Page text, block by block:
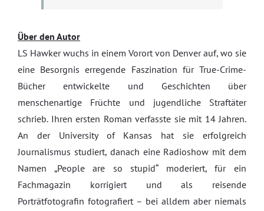
Über den Autor
LS Hawker wuchs in einem Vorort von Denver auf, wo sie
eine Besorgnis erregende Faszination für True-Crime-
Bücher entwickelte und Geschichten über
menschenartige Früchte und jugendliche Straftäter
schrieb. Ihren ersten Roman verfasste sie mit 14 Jahren.
An der University of Kansas hat sie erfolgreich
Journalismus studiert, danach eine Radioshow mit dem
Namen „People are so stupid“ moderiert, für ein
Fachmagazin korrigiert und als reisende
Porträtfotografin fotografiert – bei alldem aber niemals